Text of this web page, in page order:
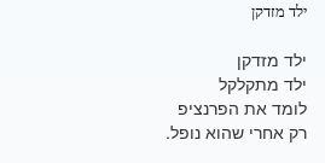
ילד מזדקן
ילד מזדקן
ילד מתקלקל
לומד את הפרנציפ
רק אחרי שהוא נופל.